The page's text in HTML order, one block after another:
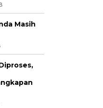
Masih